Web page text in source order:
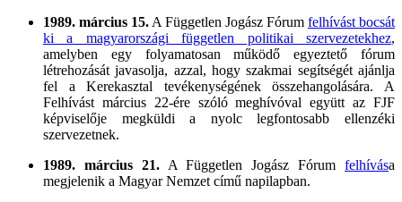
1989. március 15. A Független Jogász Fórum felhívást bocsát
ki a magyarországi független politikai szervezetekhez,
amelyben egy folyamatosan működő egyeztető fórum
létrehozását javasolja, azzal, hogy szakmai segítségét ajánlja
fel a Kerekasztal tevékenységének összehangolására. A
Felhívást március 22-ére szóló meghívóval együtt az FJF
képviselője megküldi a nyolc legfontosabb ellenzéki
szervezetnek.
1989. március 21.A Független Jogász Fórumfelhívása
megjelenik a Magyar Nemzet című napilapban.